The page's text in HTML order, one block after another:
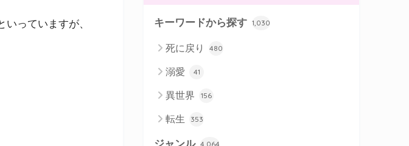
っていますが、
キーワードから探す 1,030
死に戻り 480
溺愛 41
異世界 156
転生 353
ジャンル 4,064